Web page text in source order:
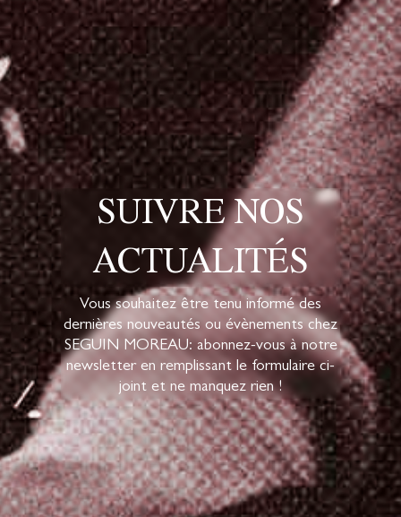
SUIVRE NOS
ACTUALITÉS
Vous souhaitez être tenu informé des
dernières nouveautés ou évènements chez
SEGUIN MOREAU: abonnez-vous à notre
newsletter en remplissant le formulaire ci-
joint et ne manquez rien !